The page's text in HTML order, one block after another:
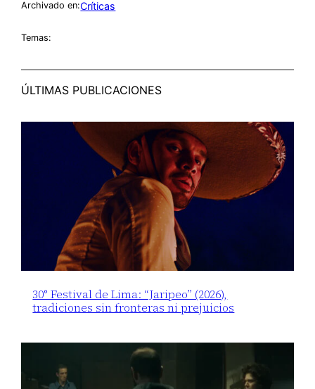
Archivado en:Críticas
Temas:
ÚLTIMAS PUBLICACIONES
30° Festival de Lima: “Jaripeo” (2026),
tradiciones sin fronteras ni prejuicios